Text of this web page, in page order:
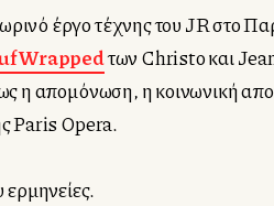
έργο τέχνης του JR στο
Wrappedτων Christo και
η απομόνωση, η κοινωνική
Paris Opera.
ερμηνείες.